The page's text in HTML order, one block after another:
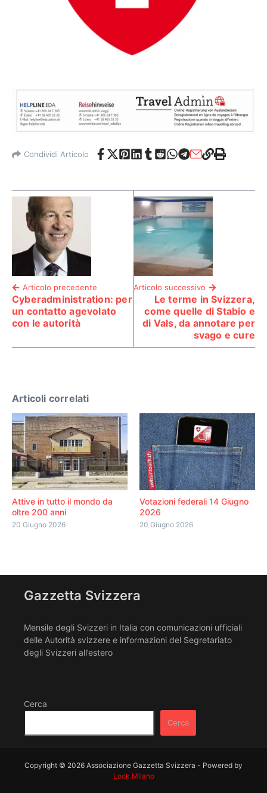
Condividi Articolo
Articolo precedente
Cyberadministration: per
un contatto agevolato
con le autorità
Articolo successivo
Le terme in Svizzera,
come quelle di Stabio e
di Vals, da annotare per
svago e cure
Articoli correlati
Attive in tutto il mondo da
oltre 200 anni
20 Giugno 2026
Votazioni federali 14 Giugno
2026
20 Giugno 2026
Gazzetta Svizzera
Mensile degli Svizzeri in Italia con comunicazioni ufficiali
delle Autorità svizzere e informazioni del Segretariato
degli Svizzeri all’estero
Cerca
Cerca
Copyright © 2026 Associazione Gazzetta Svizzera - Powered by
Look Milano